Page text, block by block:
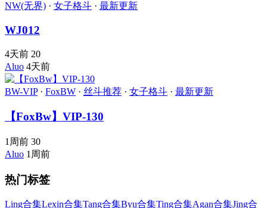
NW(无界) · 女子格斗 · 最新更新
WJ012
4天前 20
Aluo 4天前
BW-VIP· FoxBW · 丝斗推荐 · 女子格斗 · 最新更新
【FoxBw】VIP-130
1周前 30
Aluo 1周前
热门标签
Ling合集Lexin合集Tang合集Byu合集Ting合集Agan合集Jing合